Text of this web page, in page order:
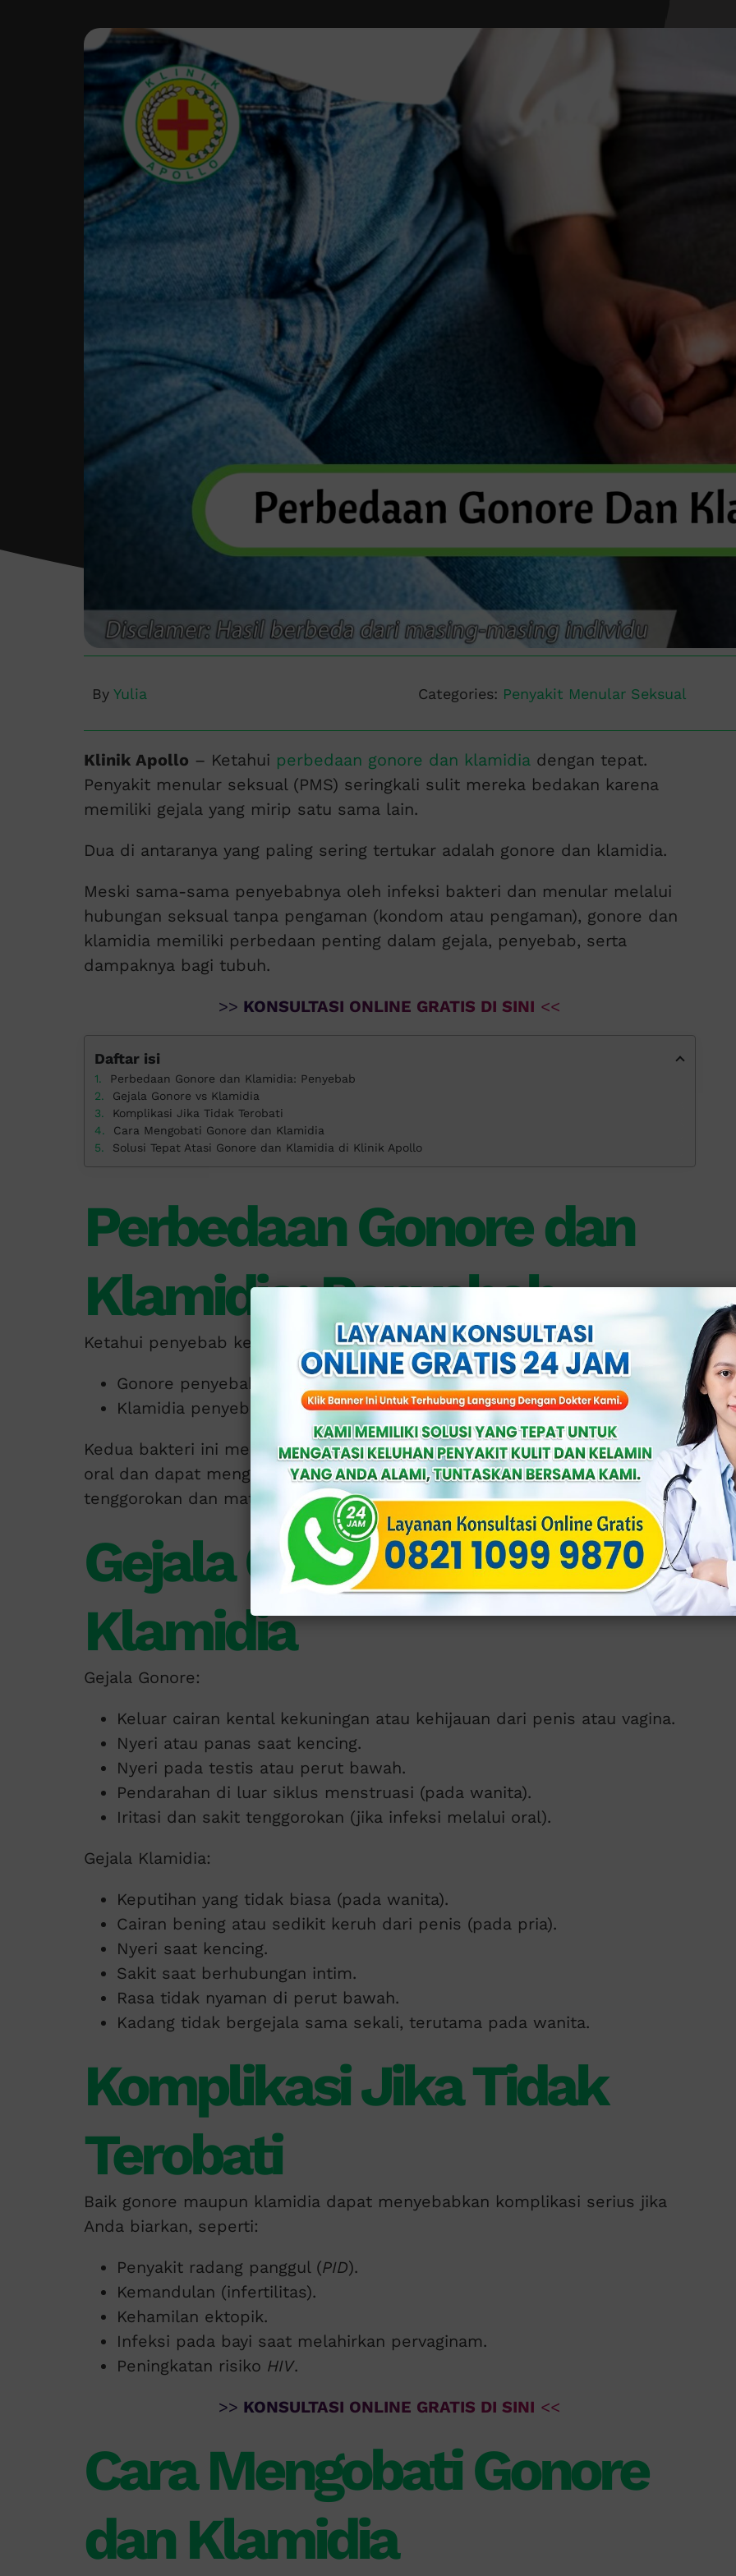
By Yulia Categories: Penyakit Menular Seksual
Klinik Apollo – Ketahui perbedaan gonore dan klamidiadengan tepat.
Penyakit menular seksual (PMS) seringkali sulit mereka bedakan karena
memiliki gejala yang mirip satu sama lain.
Dua di antaranya yang paling sering tertukar adalah gonore dan klamidia.
Meski sama-sama penyebabnya oleh infeksi bakteri dan menular melalui
hubungan seksual tanpa pengaman (kondom atau pengaman), gonore dan
klamidia memiliki perbedaan penting dalam gejala, penyebab, serta
dampaknya bagi tubuh.
>> KONSULTASI ONLINE GRATIS DI SINI <<
Daftar isi
Perbedaan Gonore dan Klamidia: Penyebab
Gejala Gonore vs Klamidia
Komplikasi Jika Tidak Terobati
Cara Mengobati Gonore dan Klamidia
Solusi Tepat Atasi Gonore dan Klamidia di Klinik Apollo
Perbedaan Gonore dan
Klamidia: Penyebab
Ketahui penyebab keduanya:
Gonore penyebabnya oleh bakteriNeisseria gonorrhoeae.
Klamidia penyebabnya oleh bakteriChlamydia trachomatis.
Kedua bakteri ini menular lewat kontak seksual, baik vaginal, anal, maupun
oral dan dapat menginfeksi organ reproduksi, saluran kemih, hingga
tenggorokan dan mata.
Gejala Gonore vs
Klamidia
Gejala Gonore:
Keluar cairan kental kekuningan atau kehijauan dari penis atau vagina.
Nyeri atau panas saat kencing.
Nyeri pada testis atau perut bawah.
Pendarahan di luar siklus menstruasi (pada wanita).
Iritasi dan sakit tenggorokan (jika infeksi melalui oral).
Gejala Klamidia:
Keputihan yang tidak biasa (pada wanita).
Cairan bening atau sedikit keruh dari penis (pada pria).
Nyeri saat kencing.
Sakit saat berhubungan intim.
Rasa tidak nyaman di perut bawah.
Kadang tidak bergejala sama sekali, terutama pada wanita.
Komplikasi Jika Tidak
Terobati
Baik gonore maupun klamidia dapat menyebabkan komplikasi serius jika
Anda biarkan, seperti:
Penyakit radang panggul (PID).
Kemandulan (infertilitas).
Kehamilan ektopik.
Infeksi pada bayi saat melahirkan pervaginam.
Peningkatan risiko HIV.
>> KONSULTASI ONLINE GRATIS DI SINI <<
Cara Mengobati Gonore
dan Klamidia